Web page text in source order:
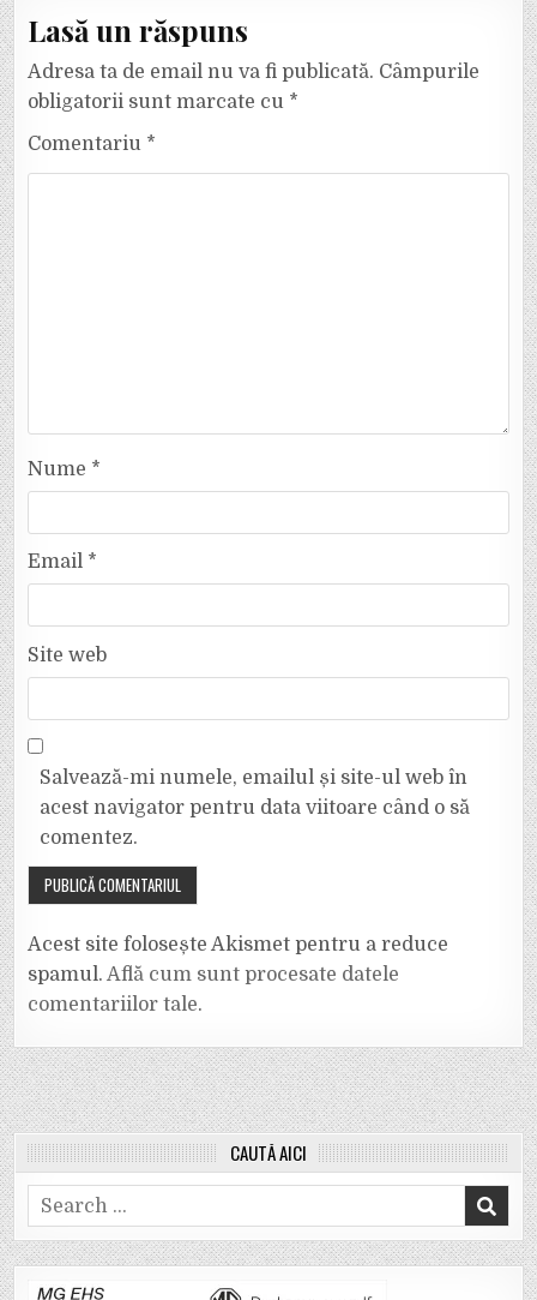
Lasă un răspuns
Adresa ta de email nu va fi publicată. Câmpurile
obligatorii sunt marcate cu *
Comentariu *
Nume *
Email *
Site web
Salvează-mi numele, emailul și site-ul web în
acest navigator pentru data viitoare când o să
comentez.
Acest site folosește Akismet pentru a reduce
spamul.Află cum sunt procesate datele
comentariilor tale.
CAUTĂ AICI
Search
for: